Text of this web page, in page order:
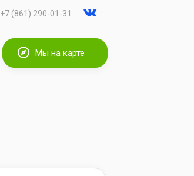
+7 (861) 290-01-31
Мы на карте